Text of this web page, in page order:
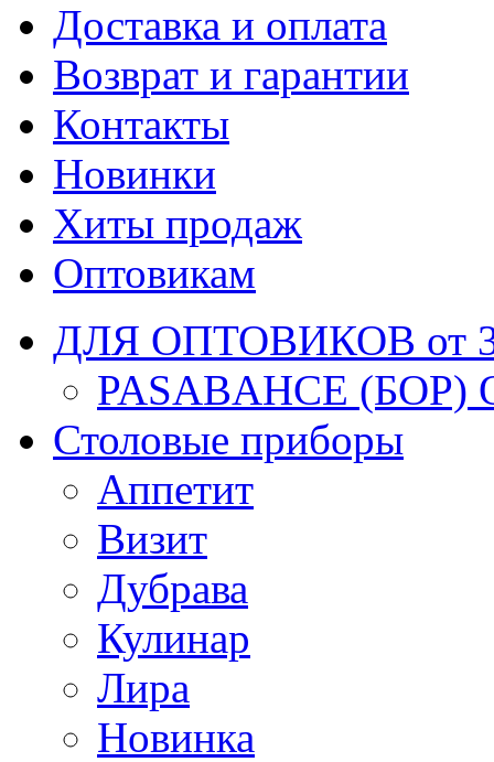
Доставка и оплата
Возврат и гарантии
Контакты
Новинки
Хиты продаж
Оптовикам
ДЛЯ ОПТОВИКОВ от
PASABAHCE (БОР)
Столовые приборы
Аппетит
Визит
Дубрава
Кулинар
Лира
Новинка